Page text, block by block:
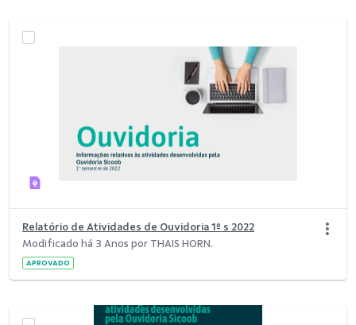
Relatório de Atividades de Ouvidoria 1º s 2022
Modificado há 3 Anos por THAIS HORN.
APROVADO